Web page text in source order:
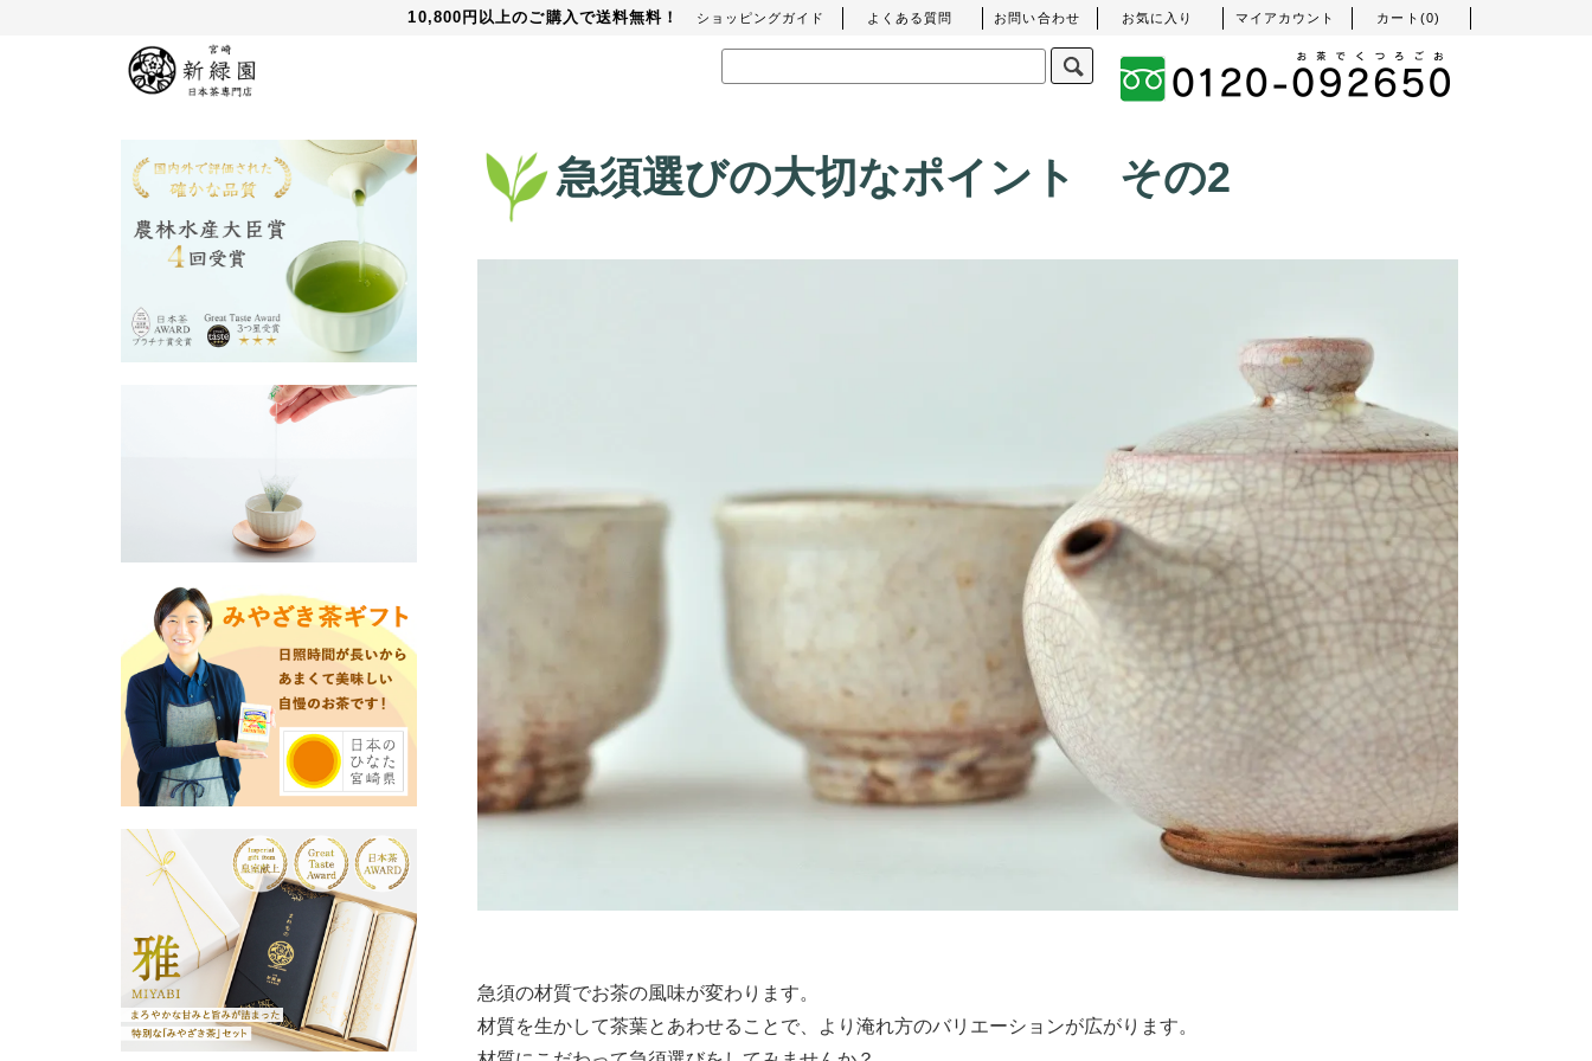
10,800円以上のご購入で送料無料！ ショッピングガイド よくある質問 お問い合わせ お気に入り マイアカウント カート(0)
急須選びの大切なポイント その2
急須の材質でお茶の風味が変わります。
材質を生かして茶葉とあわせることで、より淹れ方のバリエーションが広がります。